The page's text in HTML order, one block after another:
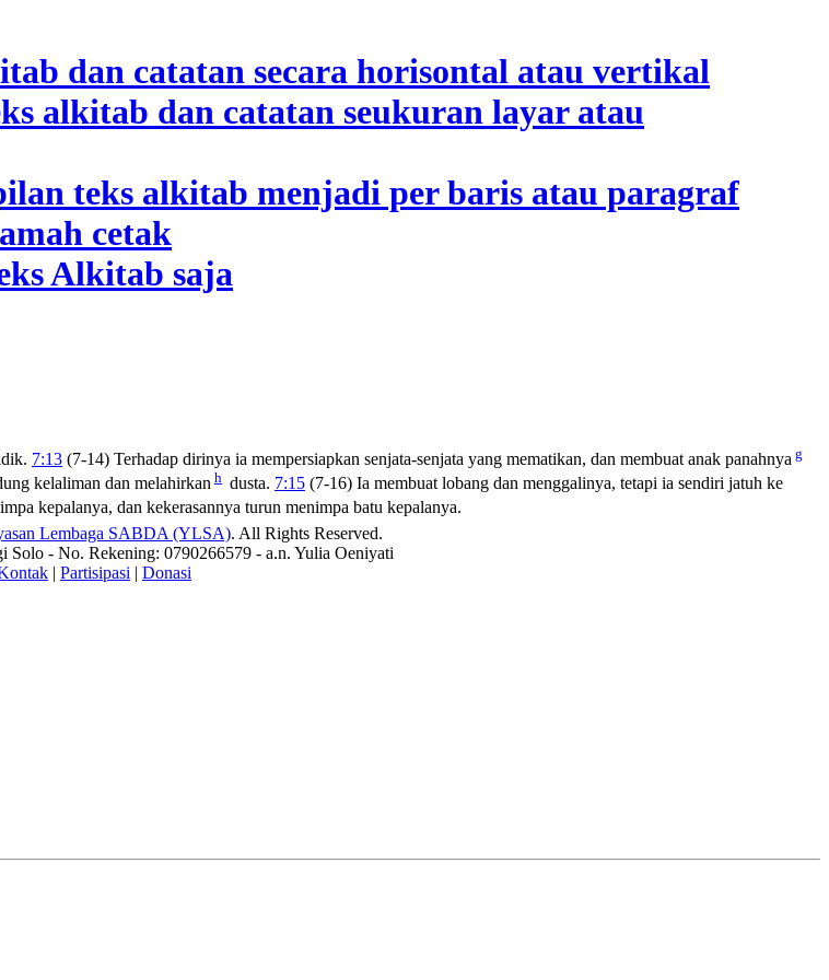
7:13 (7-14) Terhadap dirinya ia mempersiapkan senjata-senjata yang mematikan, dan membuat anak panahnya g
kelaliman dan melahirkan h dusta. 7:15 (7-16) Ia membuat lobang dan menggalinya, tetapi ia sendiri jatuh ke
kepalanya, dan kekerasannya turun menimpa batu kepalanya.
Lembaga SABDA (YLSA). All Rights Reserved.
Solo - No. Rekening: 0790266579 - a.n. Yulia Oeniyati
| Partisipasi | Donasi